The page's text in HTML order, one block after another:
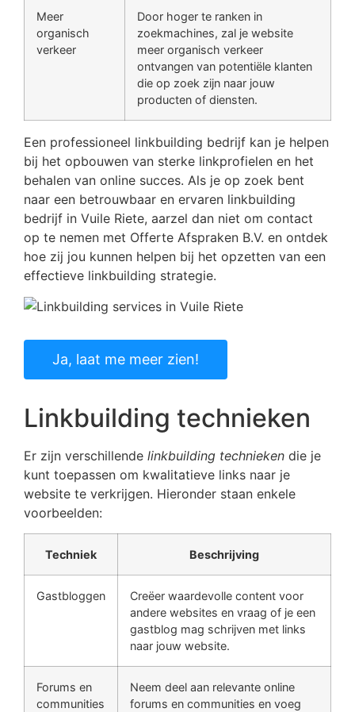
Meer
organisch
verkeer
Door hoger te ranken in
zoekmachines, zal je website
meer organisch verkeer
ontvangen van potentiële klanten
die op zoek zijn naar jouw
producten of diensten.
Een professioneel linkbuilding bedrijf kan je helpen
bij het opbouwen van sterke linkprofielen en het
behalen van online succes. Als je op zoek bent
naar een betrouwbaar en ervaren linkbuilding
bedrijf in Vuile Riete, aarzel dan niet om contact
op te nemen met Offerte Afspraken B.V. en ontdek
hoe zij jou kunnen helpen bij het opzetten van een
effectieve linkbuilding strategie.
Ja, laat me meer zien!
Linkbuilding technieken
Er zijn verschillende linkbuilding technieken die je
kunt toepassen om kwalitatieve links naar je
website te verkrijgen. Hieronder staan enkele
voorbeelden:
Techniek Beschrijving
Gastbloggen
Creëer waardevolle content voor
andere websites en vraag of je een
gastblog mag schrijven met links
naar jouw website.
Forums en
communities
Neem deel aan relevante online
forums en communities en voeg